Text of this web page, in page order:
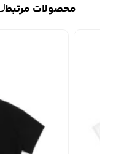
محصولات مرتبط